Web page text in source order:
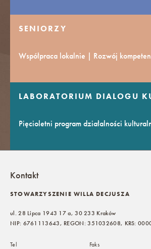
SENIORZY
Współpraca lokalnie | Rozwój
LABORATORIUM DIALOGU
Pięcioletni program działalności
Kontakt
STOWARZYSZENIE WILLA DECJUSZA
ul. 28 Lipca 1943 17 a, 30 233 Kraków
NIP: 6761113643, REGON: 351032608, KRS:
Tel
Faks